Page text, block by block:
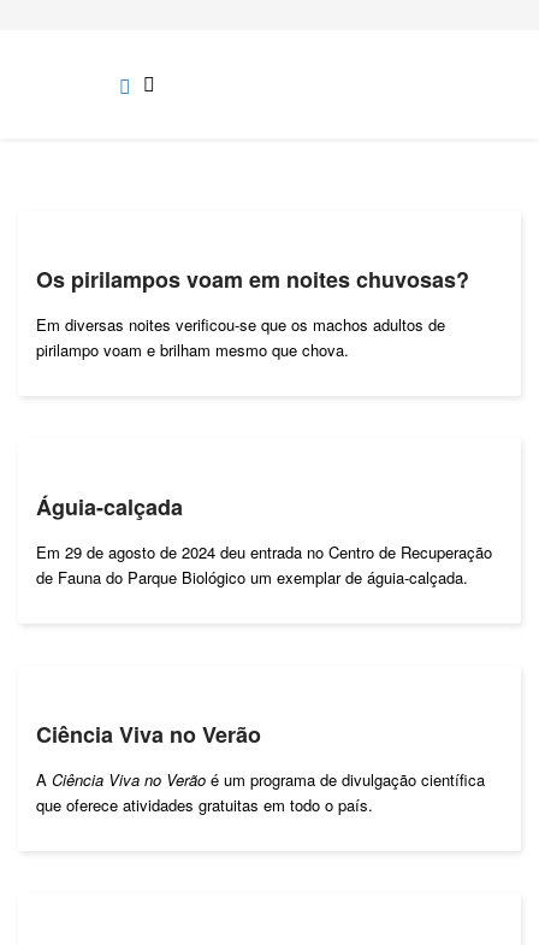
Os pirilampos voam em noites chuvosas?
Em diversas noites verificou-se que os machos adultos de
pirilampo voam e brilham mesmo que chova.
Águia-calçada
Em 29 de agosto de 2024 deu entrada no Centro de Recuperação
de Fauna do Parque Biológico um exemplar de águia-calçada.
Ciência Viva no Verão
A Ciência Viva no Verão é um programa de divulgação científica
que oferece atividades gratuitas em todo o país.